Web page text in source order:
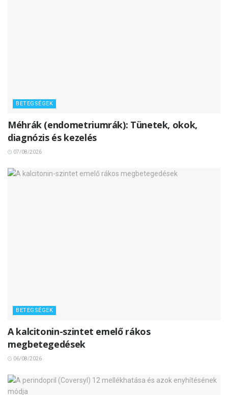
BETEGSÉGEK
Méhrák (endometriumrák): Tünetek, okok,
diagnózis és kezelés
07/08/2026
BETEGSÉGEK
A kalcitonin-szintet emelő rákos
megbetegedések
06/08/2026